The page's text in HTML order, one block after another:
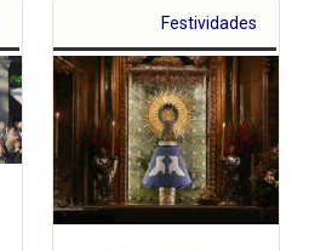
Festividades